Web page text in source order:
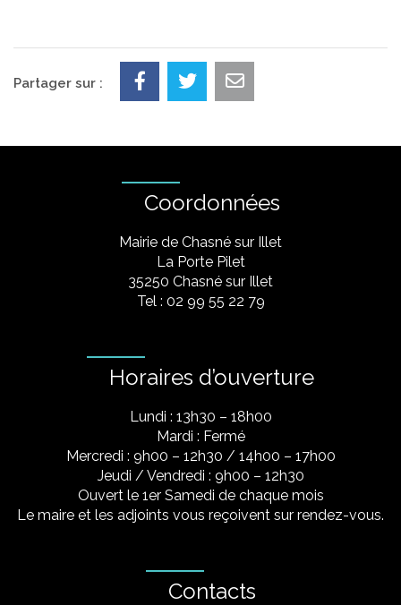
Partager sur :
Coordonnées
Mairie de Chasné sur Illet
La Porte Pilet
35250 Chasné sur Illet
Tel : 02 99 55 22 79
Horaires d’ouverture
Lundi : 13h30 – 18h00
Mardi : Fermé
Mercredi : 9h00 – 12h30 / 14h00 – 17h00
Jeudi / Vendredi : 9h00 – 12h30
Ouvert le 1er Samedi de chaque mois
Le maire et les adjoints vous reçoivent sur rendez-vous.
Contacts